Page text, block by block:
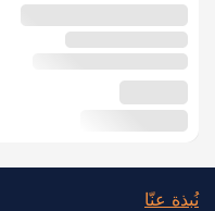
نُبذة عنّا